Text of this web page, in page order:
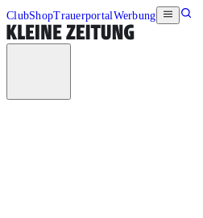
ClubShopTrauerportalWerbung